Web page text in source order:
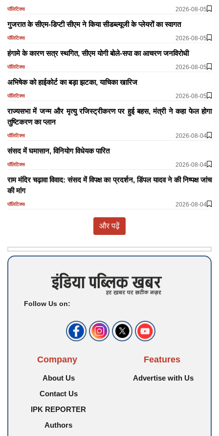
पॉलिटिक्स 2026-08-05
गुजरात के सीएम-डिप्टी सीएम ने किया सीडब्ल्यूजी के प्लेयरों का स्वागत
पॉलिटिक्स 2026-08-05
हंगामे के कारण सत्र स्थगित, सीएम योगी बोले-सपा का आचरण जनविरोधी
पॉलिटिक्स 2026-08-05
अभिषेक को हाईकोर्ट का बड़ा झटका, याचिका खारिज
पॉलिटिक्स 2026-08-05
राज्यसभा में जन्म और मृत्यु रजिस्ट्रीकरण पर हुई बहस, मंत्री ने कहा फेल होगा
तुष्टिकरण का प्लान
पॉलिटिक्स 2026-08-04
​​​​​​​संसद में घमासान, विनियोग विधेयक पारित
पॉलिटिक्स 2026-08-04
राम मंदिर चढ़ावा विवाद: संसद में विपक्ष का प्रदर्शन, डिंपल यादव ने की निष्पक्ष जांच
की मांग
पॉलिटिक्स 2026-08-04
और पढ़ें
Follow Us on:
Company
About Us
Contact Us
IPK REPORTER
Authors
Features
Advertise with Us